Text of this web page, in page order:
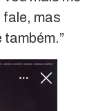
fale, mas